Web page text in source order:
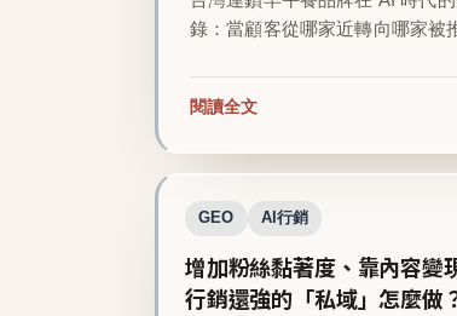
錄：當顧客從哪家近轉向哪家被
閱讀全文
GEO AI行銷
增加粉絲黏著度、靠內容變
行銷還強的「私域」怎麼做